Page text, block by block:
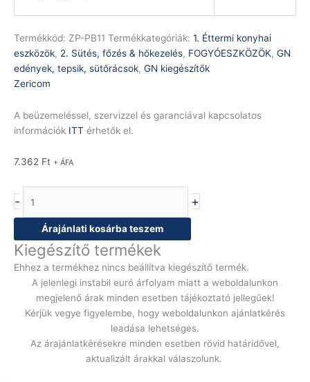
Termékkód: ZP-PB11 Termékkategóriák: 1. Éttermi konyhai
eszközök, 2. Sütés, főzés & hőkezelés, FOGYÓESZKÖZÖK, GN
edények, tepsik, sütőrácsok, GN kiegészítők
Zericom
A beüzemeléssel, szervizzel és garanciával kapcsolatos
információk ITT érhetők el.
7.362 Ft + ÁFA
- +
Árajánlati kosárba teszem
Kiegészítő termékek
Ehhez a termékhez nincs beállítva kiegészítő termék.
A jelenlegi instabil euró árfolyam miatt a weboldalunkon
megjelenő árak minden esetben tájékoztató jellegűek!
Kérjük vegye figyelembe, hogy weboldalunkon ajánlatkérés
leadása lehetséges.
Az árajánlatkérésekre minden esetben rövid határidővel,
aktualizált árakkal válaszolunk.